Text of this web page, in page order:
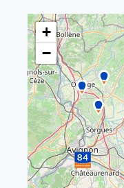
+
−